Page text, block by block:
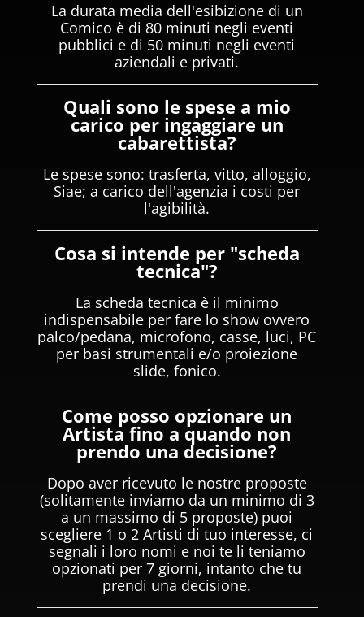
La durata media dell'esibizione di un
Comico è di 80 minuti negli eventi
pubblici e di 50 minuti negli eventi
aziendali e privati.
Quali sono le spese a mio
carico per ingaggiare un
cabarettista?
Le spese sono: trasferta, vitto, alloggio,
Siae; a carico dell'agenzia i costi per
l'agibilità.
Cosa si intende per "scheda
tecnica"?
La scheda tecnica è il minimo
indispensabile per fare lo show ovvero
palco/pedana, microfono, casse, luci, PC
per basi strumentali e/o proiezione
slide, fonico.
Come posso opzionare un
Artista fino a quando non
prendo una decisione?
Dopo aver ricevuto le nostre proposte
(solitamente inviamo da un minimo di 3
a un massimo di 5 proposte) puoi
scegliere 1 o 2 Artisti di tuo interesse, ci
segnali i loro nomi e noi te li teniamo
opzionati per 7 giorni, intanto che tu
prendi una decisione.